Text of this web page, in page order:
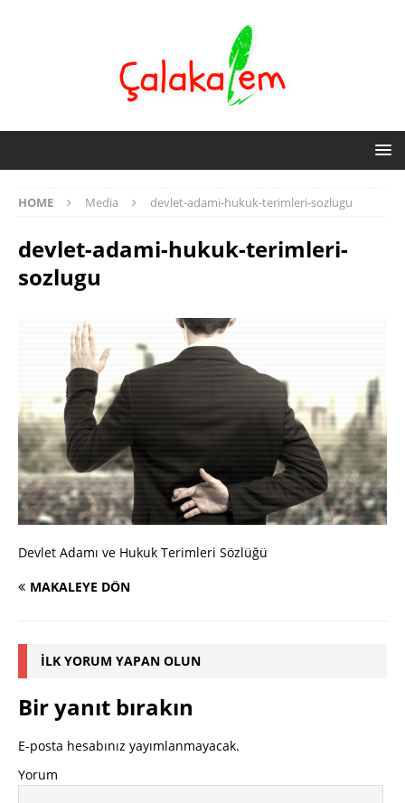
HOME Media devlet-adami-hukuk-terimleri-sozlugu
devlet-adami-hukuk-terimleri-
sozlugu
Devlet Adamı ve Hukuk Terimleri Sözlüğü
MAKALEYE DÖN
İLK YORUM YAPAN OLUN
Bir yanıt bırakın
E-posta hesabınız yayımlanmayacak.
Yorum